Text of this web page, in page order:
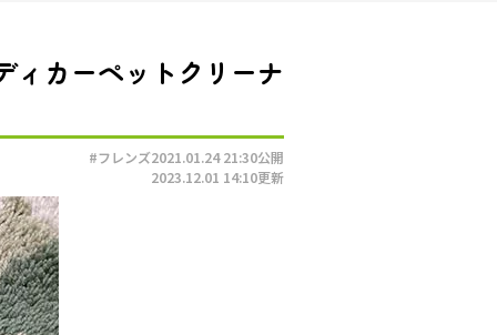
ィカーペットクリーナ
#フレンズ2021.01.24 21:30公開
2023.12.01 14:10更新